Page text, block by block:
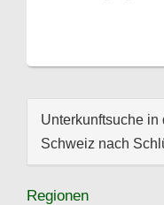
Unterkunftsuche
Schweiz nach
Regionen